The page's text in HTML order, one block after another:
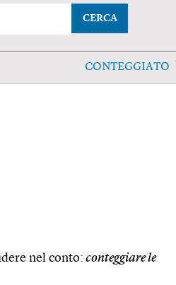
CERCA
CONTEGGIATO
nel conto: conteggiare le